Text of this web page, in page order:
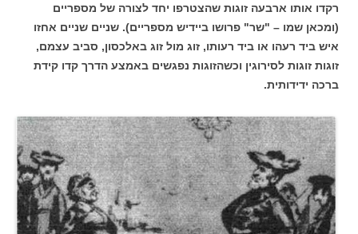
רקדו אותו ארבעה זוגות שהצטרפו יחד לצורה של מספריים
(ומכאן שמו – "שר" פרושו ביידיש מספריים). שניים שניים אחזו
איש ביד רעהו או ביד רעותו, זוג מול זוג באלכסון, סביב עצמם,
זוגות זוגות לסירוגין וכשהזוגות נפגשים באמצע הדרך קדו קידת
ברכה ידידותית.